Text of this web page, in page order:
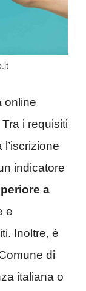
online
Tra i requisiti
indicatore
a
e
Inoltre, è
di
italiana o